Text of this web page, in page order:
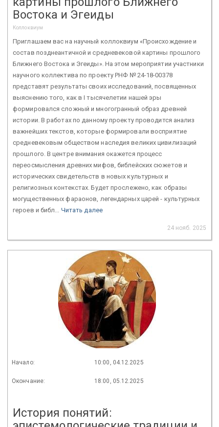
Востока и Эгеиды
Коллоквиум
Приглашаем вас на научный коллоквиум «Происхождение и
состав позднеантичной и средневековой картины прошлого
Ближнего Востока и Эгеиды». На этом мероприятии участники
научного коллектива по проекту РНФ № 24-18-00378
представят результаты своих исследований, посвященных
выяснению того, как в I тысячелетии нашей эры
формировался сложный и многогранный образ древней
истории. В работах по данному проекту проводится анализ
важнейших текстов, которые формировали восприятие
средневековым обществом наследия великих цивилизаций
прошлого. В центре внимания окажется процесс
переосмысления древних мифов, библейских сюжетов и
исторических свидетельств в новых культурных и
религиозных контекстах. Будет прослежено, как образы
могущественных фараонов, легендарных царей - культурных
героев и библ... Читать далее
24 нояб. 2025
Начало: 10:00, 04.12.2025
Окончание: 18:00, 05.12.2025
История понятий: